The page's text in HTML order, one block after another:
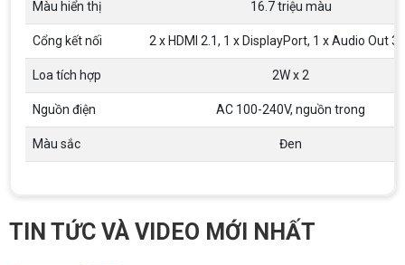
Màu hiển thị 16.7 triệu màu
Cổng kết nối 2 x HDMI 2.1, 1 x DisplayPort, 1 x Audio Out
Loa tích hợp 2W x 2
Nguồn điện AC 100-240V, nguồn trong
Màu sắc Đen
TIN TỨC VÀ VIDEO MỚI NHẤT
Gói hỗ trợ vay ưu đãi: - Khoản vay lên đến 100
triệu đồng - Thủ tục cực kì đơn giản: bản sao
CMND và Hộ khẩu - Xét duyệt nhanh chóng trong
vòng 10 phút
họa từ 2D, dựng video đến 3D
Hướng dẫn chọn PC cho sinh viên thiết kế đồ họa
từ 2D, dựng video đến 3D. Cấu hình tối ưu, dùng
Tìm hiểu ngay cấu hình máy tính học AutoCAD
Revit SketchUp mạnh, mượt, tối ưu chi phí giúp